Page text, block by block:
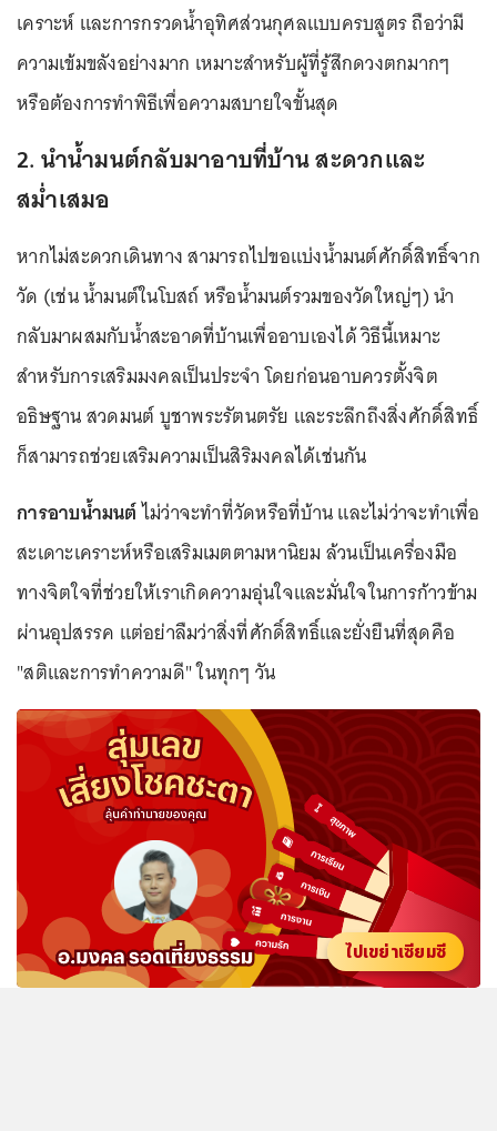
เคราะห์ และการกรวดน้ำอุทิศส่วนกุศลแบบครบสูตร ถือว่ามี
ความเข้มขลังอย่างมาก เหมาะสำหรับผู้ที่รู้สึกดวงตกมากๆ
หรือต้องการทำพิธีเพื่อความสบายใจขั้นสุด
2. นำน้ำมนต์กลับมาอาบที่บ้าน สะดวกและ
สม่ำเสมอ
หากไม่สะดวกเดินทาง สามารถไปขอแบ่งน้ำมนต์ศักดิ์สิทธิ์จาก
วัด (เช่น น้ำมนต์ในโบสถ์ หรือน้ำมนต์รวมของวัดใหญ่ๆ) นำ
กลับมาผสมกับน้ำสะอาดที่บ้านเพื่ออาบเองได้ วิธีนี้เหมาะ
สำหรับการเสริมมงคลเป็นประจำ โดยก่อนอาบควรตั้งจิต
อธิษฐาน สวดมนต์ บูชาพระรัตนตรัย และระลึกถึงสิ่งศักดิ์สิทธิ์
ก็สามารถช่วยเสริมความเป็นสิริมงคลได้เช่นกัน
การอาบน้ำมนต์ไม่ว่าจะทำที่วัดหรือที่บ้าน และไม่ว่าจะทำเพื่อ
สะเดาะเคราะห์หรือเสริมเมตตามหานิยม ล้วนเป็นเครื่องมือ
ทางจิตใจที่ช่วยให้เราเกิดความอุ่นใจและมั่นใจในการก้าวข้าม
ผ่านอุปสรรค แต่อย่าลืมว่าสิ่งที่ศักดิ์สิทธิ์และยั่งยืนที่สุดคือ
"สติและการทำความดี" ในทุกๆ วัน
ไปเขย่าเซียมซี